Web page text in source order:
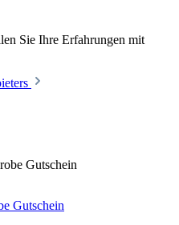
Sie Ihre Erfahrungen mit
Gutschein